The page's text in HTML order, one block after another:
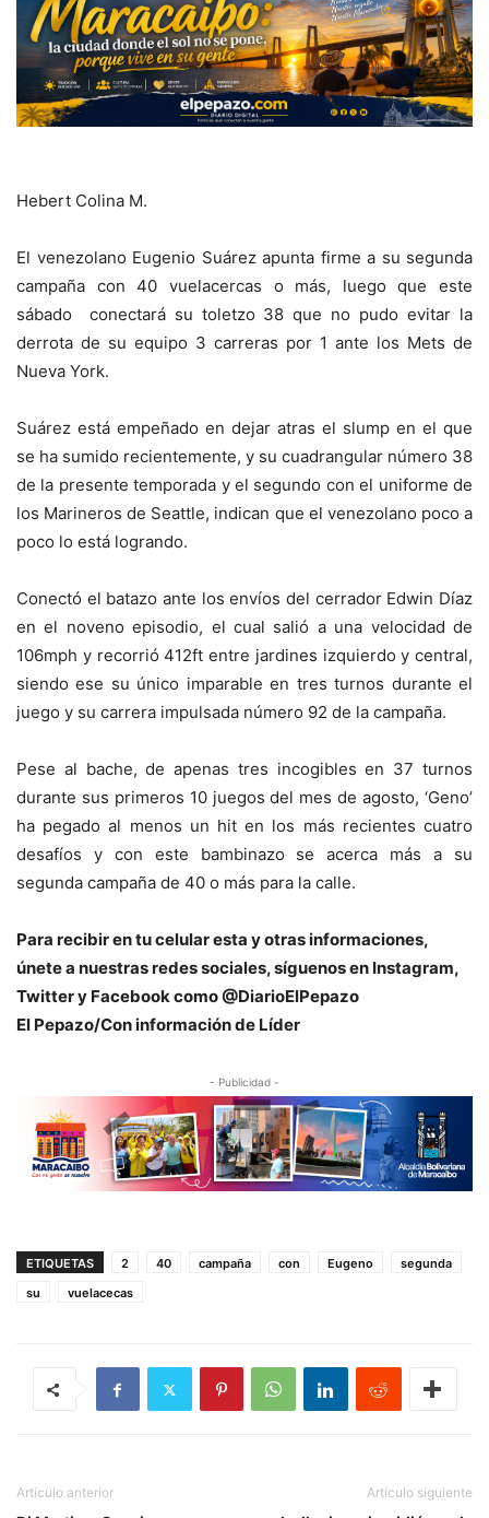
Hebert Colina M.
El venezolano Eugenio Suárez apunta firme a su segunda
campaña con 40 vuelacercas o más, luego que este
sábado conectará su toletzo 38 que no pudo evitar la
derrota de su equipo 3 carreras por 1 ante los Mets de
Nueva York.
Suárez está empeñado en dejar atras el slump en el que
se ha sumido recientemente, y su cuadrangular número 38
de la presente temporada y el segundo con el uniforme de
los Marineros de Seattle, indican que el venezolano poco a
poco lo está logrando.
Conectó el batazo ante los envíos del cerrador Edwin Díaz
en el noveno episodio, el cual salió a una velocidad de
106mph y recorrió 412ft entre jardines izquierdo y central,
siendo ese su único imparable en tres turnos durante el
juego y su carrera impulsada número 92 de la campaña.
Pese al bache, de apenas tres incogibles en 37 turnos
durante sus primeros 10 juegos del mes de agosto, ‘Geno’
ha pegado al menos un hit en los más recientes cuatro
desafíos y con este bambinazo se acerca más a su
segunda campaña de 40 o más para la calle.
Para recibir en tu celular esta y otras informaciones,
únete a nuestras redes sociales, síguenos en Instagram,
Twitter y Facebook como @DiarioElPepazo
El Pepazo/Con información de Líder
- Publicidad -
ETIQUETAS 2 40 campaña con Eugeno
segunda
su
vuelacecas
Artículo anterior Artículo siguiente